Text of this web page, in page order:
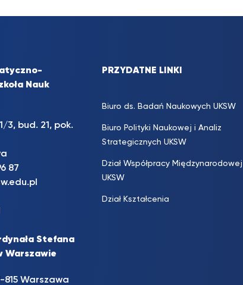
Nauk
3, bud. 21, pok.
87
Stefana
Warszawie
815 Warszawa
PRZYDATNE LINKI
Biuro ds. Badań Naukowych UKSW
Biuro Polityki Naukowej i Analiz
Strategicznych UKSW
Dział Współpracy Międzynarodowej
UKSW
Dział Kształcenia